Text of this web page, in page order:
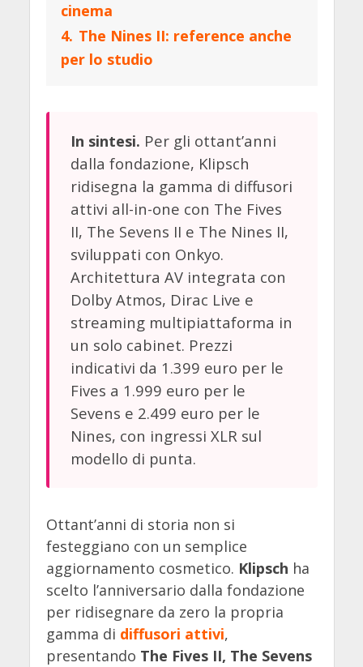
cinema
4. The Nines II: reference anche
per lo studio
In sintesi. Per gli ottant’anni
dalla fondazione, Klipsch
ridisegna la gamma di diffusori
attivi all-in-one con The Fives
II, The Sevens II e The Nines II,
sviluppati con Onkyo.
Architettura AV integrata con
Dolby Atmos, Dirac Live e
streaming multipiattaforma in
un solo cabinet. Prezzi
indicativi da 1.399 euro per le
Fives a 1.999 euro per le
Sevens e 2.499 euro per le
Nines, con ingressi XLR sul
modello di punta.
Ottant’anni di storia non si
festeggiano con un semplice
aggiornamento cosmetico. Klipsch ha
scelto l’anniversario dalla fondazione
per ridisegnare da zero la propria
gamma di diffusori attivi,
presentando The Fives II, The Sevens